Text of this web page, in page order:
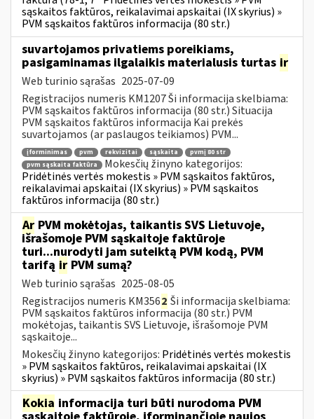
sąskaitos faktūros, reikalavimai apskaitai (IX skyrius) »
PVM sąskaitos faktūros informacija (80 str.)
suvartojamos privatiems poreikiams,
pasigaminamas ilgalaikis materialusis turtas ir
Web turinio sąrašas 2025-07-09
Registracijos numeris KM1207 Ši informacija skelbiama:
PVM sąskaitos faktūros informacija (80 str.) Situacija
PVM sąskaitos faktūros informacija Kai prekės
suvartojamos (ar paslaugos teikiamos) PVM...
įforminimas pvm rekvizitai sąskaita
pvmį 80 str
pvm sąskaita faktūra
Mokesčių žinyno kategorijos:
Pridėtinės vertės mokestis » PVM sąskaitos faktūros,
reikalavimai apskaitai (IX skyrius) » PVM sąskaitos
faktūros informacija (80 str.)
Ar PVM mokėtojas, taikantis SVS Lietuvoje,
išrašomoje PVM sąskaitoje faktūroje
turi...nurodyti jam suteiktą PVM kodą, PVM
tarifą ir PVM sumą?
Web turinio sąrašas 2025-08-05
Registracijos numeris KM3562 Ši informacija skelbiama:
PVM sąskaitos faktūros informacija (80 str.) PVM
mokėtojas, taikantis SVS Lietuvoje, išrašomoje PVM
sąskaitoje...
Mokesčių žinyno kategorijos: Pridėtinės vertės mokestis
» PVM sąskaitos faktūros, reikalavimai apskaitai (IX
skyrius) » PVM sąskaitos faktūros informacija (80 str.)
Kokia informacija turi būti nurodoma PVM